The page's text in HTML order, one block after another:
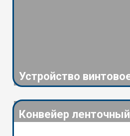
Устройство
Конвейер